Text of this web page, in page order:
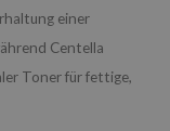
einer
Centella
Toner für fettige,